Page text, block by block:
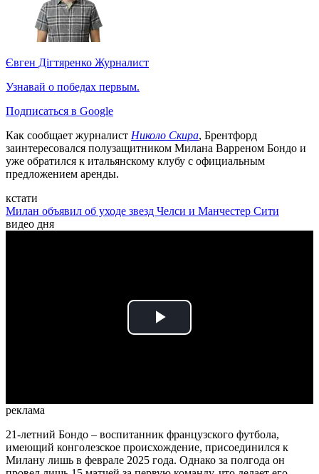
Євген Дігтяренко Журналист
Узнавай о победах первым.
Подписаться в Google
Как сообщает журналист Николо Скира, Брентфорд
заинтересовался полузащитником Милана Варреном Бондо и
уже обратился к итальянскому клубу с официальным
предложением аренды.
кстати
Милан объявил об уходе звезд Челси и Манчестер Сити
видео дня
Play
реклама
21-летний Бондо – воспитанник французского футбола,
имеющий конголезское происхождение, присоединился к
Милану лишь в феврале 2025 года. Однако за полгода он